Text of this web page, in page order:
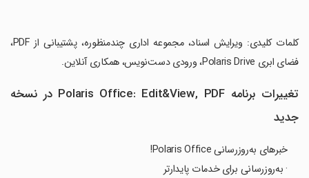
‏کلمات کلیدی: ویرایش اسناد، مجموعه اداری چندمنظوره، پشتیبانی از PDF،
فضای ابری Polaris Drive، ورودی دست‌نویس، همکاری آنلاین.
تغییرات برنامه Polaris Office: Edit&View, PDF در نسخه
جدید
خبرهای به‌روزرسانی Polaris Office!
· به‌روزرسانی برای خدمات پایدارتر